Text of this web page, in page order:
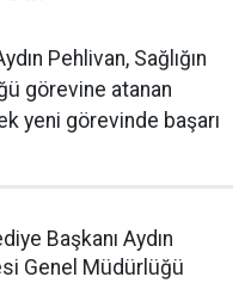
Pehlivan, Sağlığın
görevine atanan
yeni görevinde başarı
Başkanı Aydın
Genel Müdürlüğü